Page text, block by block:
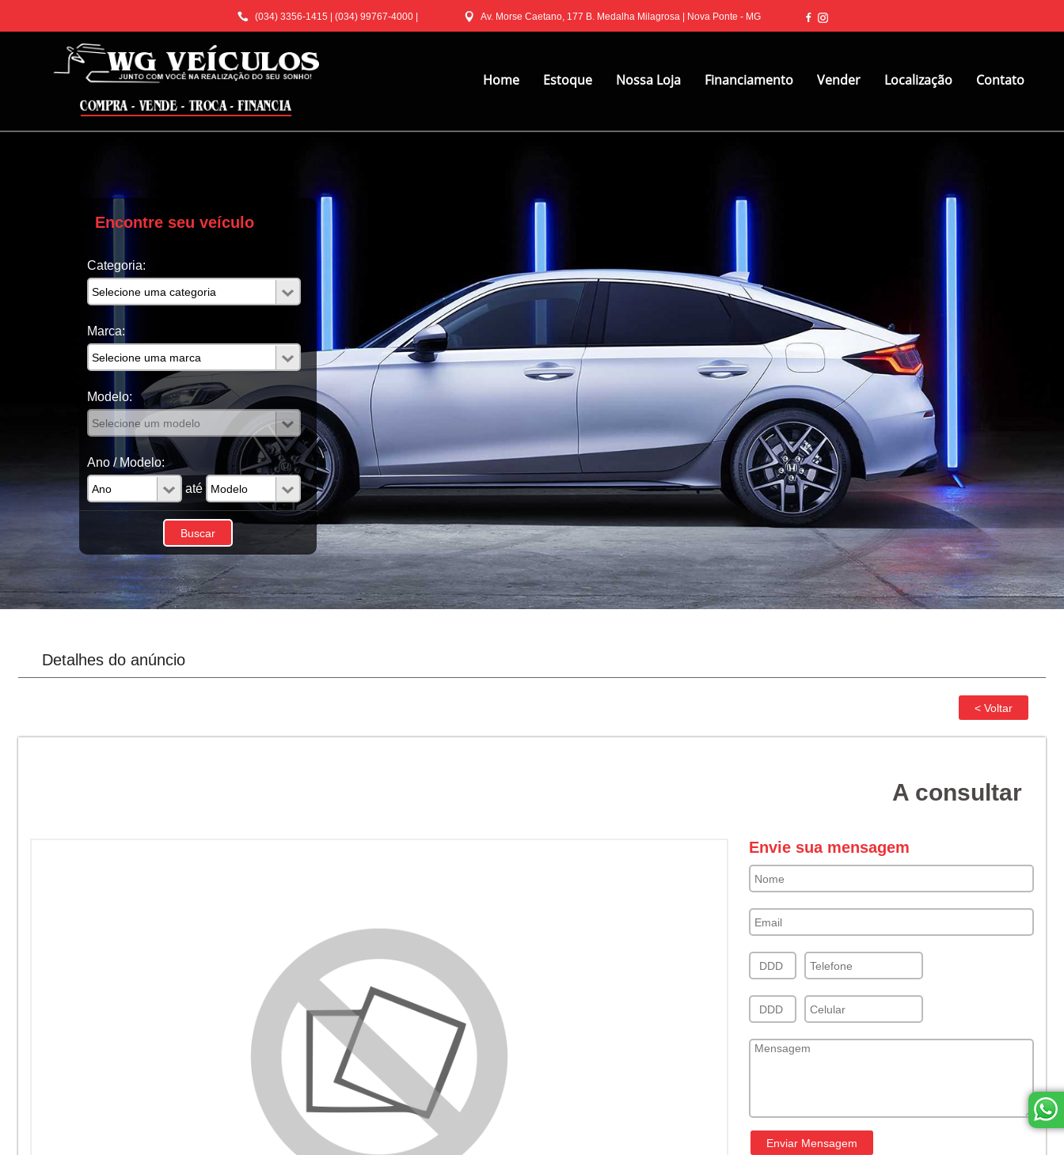
(034) 3356-1415 (034) 99767-4000| Av. Morse Caetano, 177 B. Medalha Milagrosa | Nova Ponte - MG
Home Estoque Nossa Loja Financiamento Vender Localização Contato
Encontre seu veículo
Categoria:
Marca:
Modelo:
Ano / Modelo:
até
Detalhes do anúncio
A consultar
Envie sua mensagem